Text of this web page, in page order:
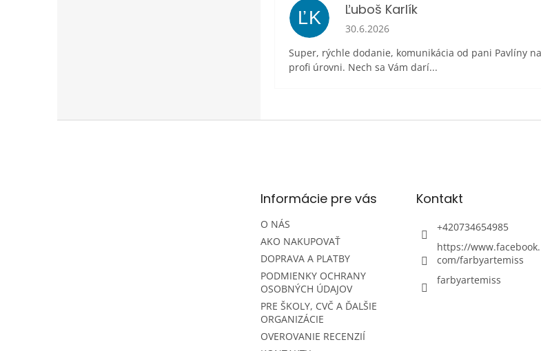
ĽK Ľuboš Karlík
Hodnotenie obchodu je 5 z 5 hviezdičiek.
30.6.2026
Super, rýchle dodanie, komunikácia od pani Pavlíny na
profi úrovni. Nech sa Vám darí...
Informácie pre vás
O NÁS
AKO NAKUPOVAŤ
DOPRAVA A PLATBY
PODMIENKY OCHRANY
OSOBNÝCH ÚDAJOV
PRE ŠKOLY, CVČ A ĎALŠIE
ORGANIZÁCIE
OVEROVANIE RECENZIÍ
Kontakt
+420734654985
https://www.facebook.
com/farbyartemiss
farbyartemiss